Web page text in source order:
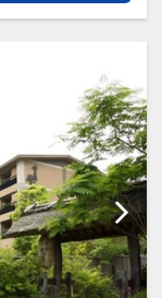
1-